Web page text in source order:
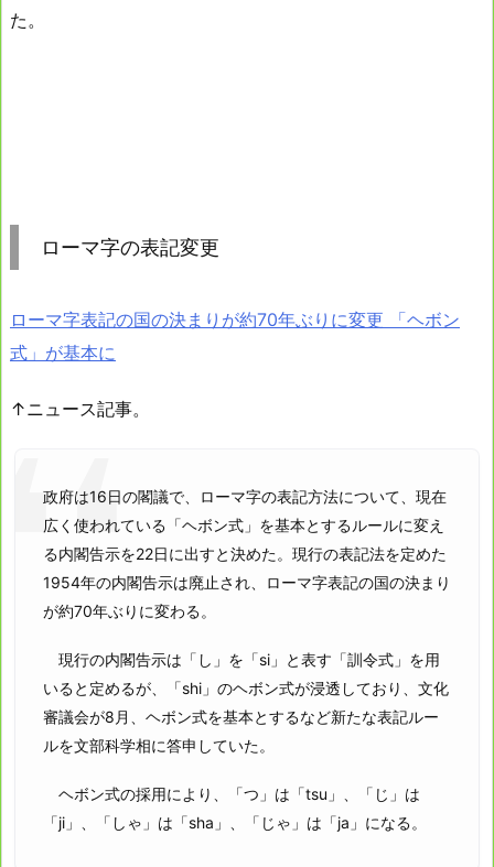
た。
ローマ字の表記変更
ローマ字表記の国の決まりが約70年ぶりに変更 「ヘボン
式」が基本に
↑ニュース記事。
政府は16日の閣議で、ローマ字の表記方法について、現在
広く使われている「ヘボン式」を基本とするルールに変え
る内閣告示を22日に出すと決めた。現行の表記法を定めた
1954年の内閣告示は廃止され、ローマ字表記の国の決まり
が約70年ぶりに変わる。
現行の内閣告示は「し」を「si」と表す「訓令式」を用
いると定めるが、「shi」のヘボン式が浸透しており、文化
審議会が8月、ヘボン式を基本とするなど新たな表記ルー
ルを文部科学相に答申していた。
ヘボン式の採用により、「つ」は「tsu」、「じ」は
「ji」、「しゃ」は「sha」、「じゃ」は「ja」になる。